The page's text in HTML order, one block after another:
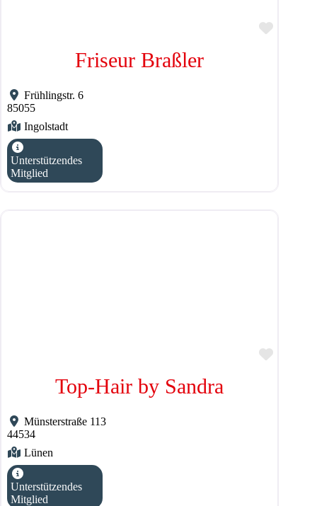
Favorit
Friseur Braßler
Frühlingstr. 6
85055
Ingolstadt
Unterstützendes
Mitglied
Favorit
Top-Hair by Sandra
Münsterstraße 113
44534
Lünen
Unterstützendes
Mitglied